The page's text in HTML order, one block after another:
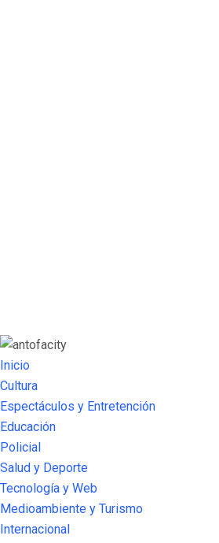
Inicio
Cultura
Espectáculos y Entretención
Educación
Policial
Salud y Deporte
Tecnología y Web
Medioambiente y Turismo
Internacional